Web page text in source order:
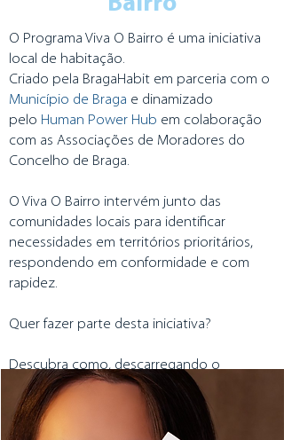
O Programa Viva O Bairro é uma iniciativa
local de habitação.
Criado pela BragaHabit em parceria com o
Município de Braga e dinamizado
pelo Human Power Hub em colaboração
com as Associações de Moradores do
Concelho de Braga.
O Viva O Bairro intervém junto das
comunidades locais para identificar
necessidades em territórios prioritários,
respondendo em conformidade e com
rapidez.
Quer fazer parte desta iniciativa?
Descubra como, descarregando o
documento aqui→